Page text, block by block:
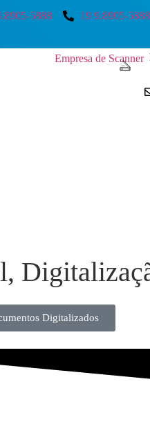
5888 19 9.8905-5888
Digitalizados